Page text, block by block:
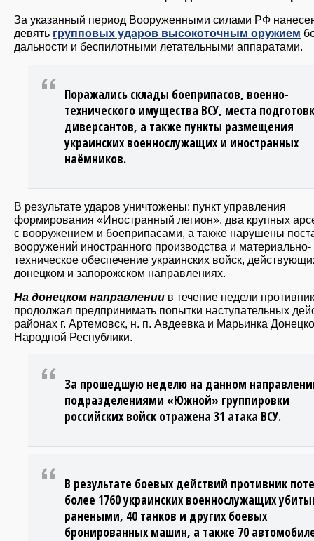
За указанный период Вооруженными силами РФ
девять групповых ударов высокоточным оружием
дальности и беспилотными летательными аппаратами.
Поражались склады боеприпасов, военно-
технического имущества ВСУ, места
диверсантов, а также пункты размещения
украинских военнослужащих и иностранных
наёмников.
В результате ударов уничтожены: пункт управления
формирования «Иностранный легион», два крупных
с вооружением и боеприпасами, а также нарушены
вооружений иностранного производства и материально-
техническое обеспечение украинских войск,
донецком и запорожском направлениях.
На донецком направлении в течение недели противник
продолжал предпринимать попытки наступательных
районах г. Артемовск, н. п. Авдеевка и Марьинка
Народной Республики.
За прошедшую неделю на данном
подразделениями «Южной» группировки
российских войск отражена 31 атака ВСУ.
В результате боевых действий противник
более 1760 украинских военнослужащих
ранеными, 40 танков и других боевых
бронированных машин, а также 70